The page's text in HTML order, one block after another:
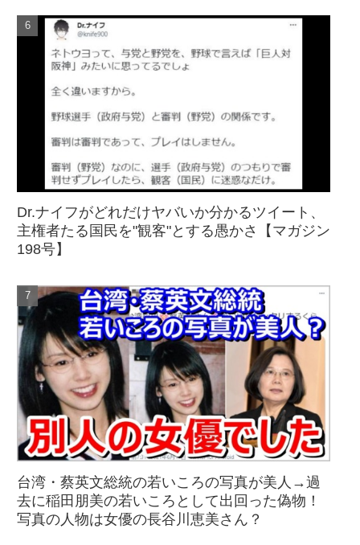
Dr.ナイフがどれだけヤバいか分かるツイート、
主権者たる国民を"観客"とする愚かさ【マガジン
198号】
台湾・蔡英文総統の若いころの写真が美人→過
去に稲田朋美の若いころとして出回った偽物！
写真の人物は女優の長谷川恵美さん？